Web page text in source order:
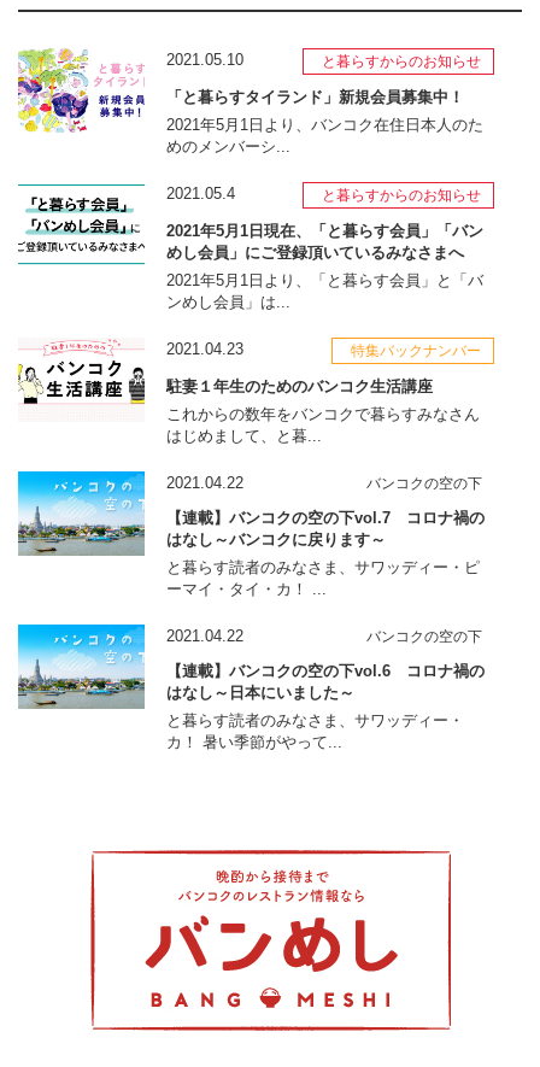
2021.05.10 と暮らすからのお知らせ
「と暮らすタイランド」新規会員募集中！
2021年5月1日より、バンコク在住日本人のた
めのメンバーシ...
2021.05.4 と暮らすからのお知らせ
2021年5月1日現在、「と暮らす会員」「バン
めし会員」にご登録頂いているみなさまへ
2021年5月1日より、「と暮らす会員」と「バ
ンめし会員」は...
2021.04.23 特集バックナンバー
駐妻１年生のためのバンコク生活講座
これからの数年をバンコクで暮らすみなさん
はじめまして、と暮...
2021.04.22 バンコクの空の下
【連載】バンコクの空の下vol.7 コロナ禍の
はなし～バンコクに戻ります～
と暮らす読者のみなさま、サワッディー・ピ
ーマイ・タイ・カ！ ...
2021.04.22 バンコクの空の下
【連載】バンコクの空の下vol.6 コロナ禍の
はなし～日本にいました～
と暮らす読者のみなさま、サワッディー・
カ！ 暑い季節がやって...